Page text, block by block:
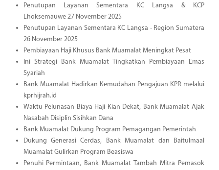
Penutupan Layanan Sementara KC Langsa & KCP
Lhoksemauwe 27 November 2025
Penutupan Layanan Sementara KC Langsa - Region Sumatera
26 November 2025
Pembiayaan Haji Khusus Bank Muamalat Meningkat Pesat
Ini Strategi Bank Muamalat Tingkatkan Pembiayaan Emas
Syariah
Bank Muamalat Hadirkan Kemudahan Pengajuan KPR melalui
kprhijrah.id
Waktu Pelunasan Biaya Haji Kian Dekat, Bank Muamalat Ajak
Nasabah Disiplin Sisihkan Dana
Bank Muamalat Dukung Program Pemagangan Pemerintah
Dukung Generasi Cerdas, Bank Muamalat dan Baitulmaal
Muamalat Gulirkan Program Beasiswa
Penuhi Permintaan, Bank Muamalat Tambah Mitra Pemasok